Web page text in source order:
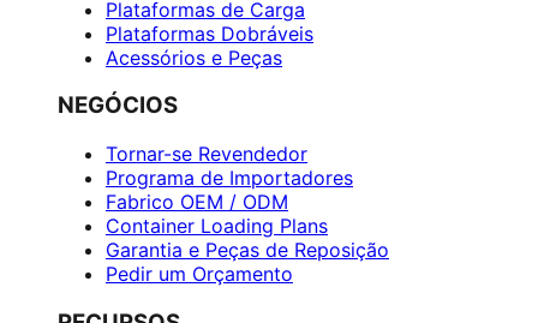
Plataformas de Carga
Plataformas Dobráveis
Acessórios e Peças
NEGÓCIOS
Tornar-se Revendedor
Programa de Importadores
Fabrico OEM / ODM
Container Loading Plans
Garantia e Peças de Reposição
Pedir um Orçamento